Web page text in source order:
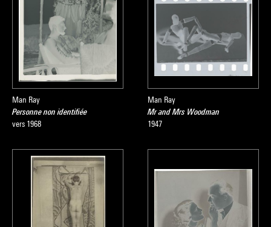
Man Ray
Personne non identifiée
vers 1968
Man Ray
Mr and Mrs Woodman
1947